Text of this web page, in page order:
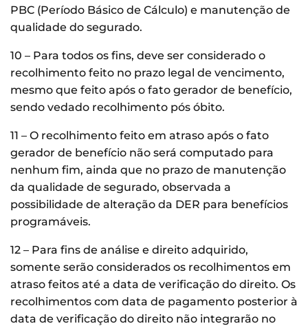
PBC (Período Básico de Cálculo) e manutenção de
qualidade do segurado.
10 – Para todos os fins, deve ser considerado o
recolhimento feito no prazo legal de vencimento,
mesmo que feito após o fato gerador de benefício,
sendo vedado recolhimento pós óbito.
11 – O recolhimento feito em atraso após o fato
gerador de benefício não será computado para
nenhum fim, ainda que no prazo de manutenção
da qualidade de segurado, observada a
possibilidade de alteração da DER para benefícios
programáveis.
12 – Para fins de análise e direito adquirido,
somente serão considerados os recolhimentos em
atraso feitos até a data de verificação do direito. Os
recolhimentos com data de pagamento posterior à
data de verificação do direito não integrarão no